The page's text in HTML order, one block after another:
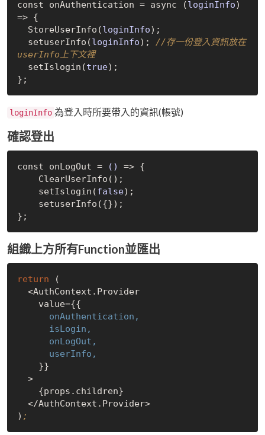
const onAuthentication = async (loginInfo)
=> {
StoreUserInfo(loginInfo) ;
  setuser
Info(loginInfo) ; //存一份登入資訊放在
userInfo上下文裡
  set
Islogin(true) ;
loginInfo 為登入時所要帶入的資訊(帳號)
確認登出
const onLogOut = () => {
ClearUserInfo() ;
    set
Islogin(false) ;
    setuser
Info({}) ;
組織上方所有Function並匯出
return (
      onAuthentication,
      isLogin,
      onLogOut,
      userInfo,
) ;